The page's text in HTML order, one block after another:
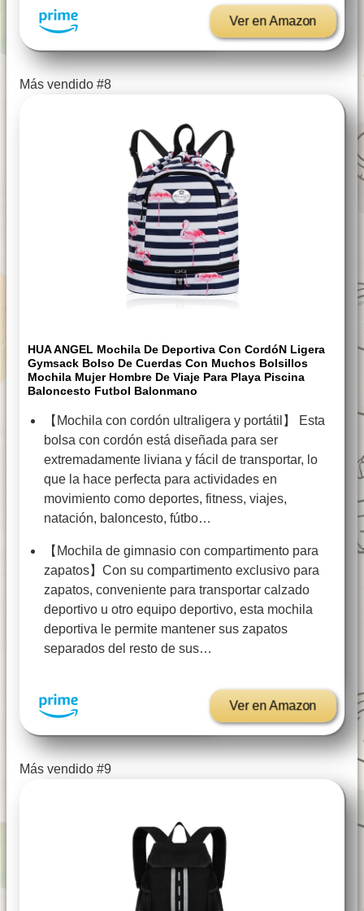
Ver en Amazon
Más vendido #8
HUA ANGEL Mochila De Deportiva Con CordóN Ligera
Gymsack Bolso De Cuerdas Con Muchos Bolsillos
Mochila Mujer Hombre De Viaje Para Playa Piscina
Baloncesto Futbol Balonmano
【Mochila con cordón ultraligera y portátil】 Esta
bolsa con cordón está diseñada para ser
extremadamente liviana y fácil de transportar, lo
que la hace perfecta para actividades en
movimiento como deportes, fitness, viajes,
natación, baloncesto, fútbo…
【Mochila de gimnasio con compartimento para
zapatos】Con su compartimento exclusivo para
zapatos, conveniente para transportar calzado
deportivo u otro equipo deportivo, esta mochila
deportiva le permite mantener sus zapatos
separados del resto de sus…
Ver en Amazon
Más vendido #9